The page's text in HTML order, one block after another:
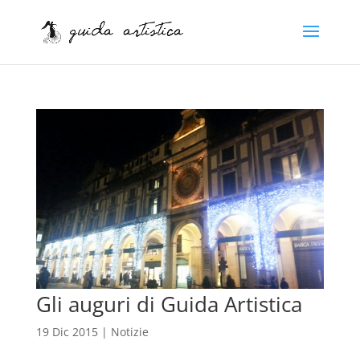
Gli auguri di Guida Artistica
19 Dic 2015| Notizie